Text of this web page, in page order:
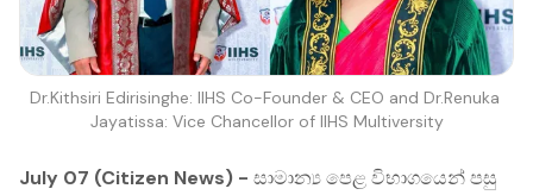
Dr.Kithsiri Edirisinghe: IIHS Co-Founder & CEO and Dr.Renuka
Jayatissa: Vice Chancellor of IIHS Multiversity
July 07 (Citizen News) - සාමාන්‍ය පෙළ විභාගයෙන් පසු